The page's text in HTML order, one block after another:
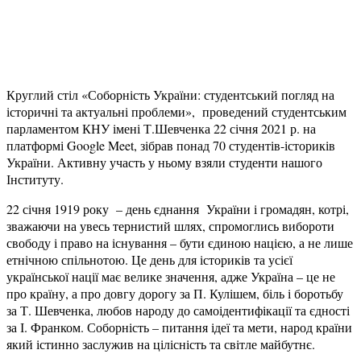
Круглий стіл «Соборність України: студентський погляд на
історичні та актуальні проблеми», проведений студентським
парламентом КНУ імені Т.Шевченка 22 січня 2021 р. на
платформі Google Meet, зібрав понад 70 студентів-істориків
України. Активну участь у ньому взяли студенти нашого
Інституту.
22 січня 1919 року – день єднання України і громадян, котрі,
зважаючи на увесь тернистий шлях, спромоглись вибороти
свободу і право на існування – бути єдиною нацією, а не лише
етнічною спільнотою. Це день для істориків та усієї
української нації має велике значення, адже Україна – це не
про країну, а про довгу дорогу за П. Кулішем, біль і боротьбу
за Т. Шевченка, любов народу до самоідентифікації та єдності
за І. Франком. Соборність – питання ідеї та мети, народ країни
який істинно заслужив на цілісність та світле майбутнє.